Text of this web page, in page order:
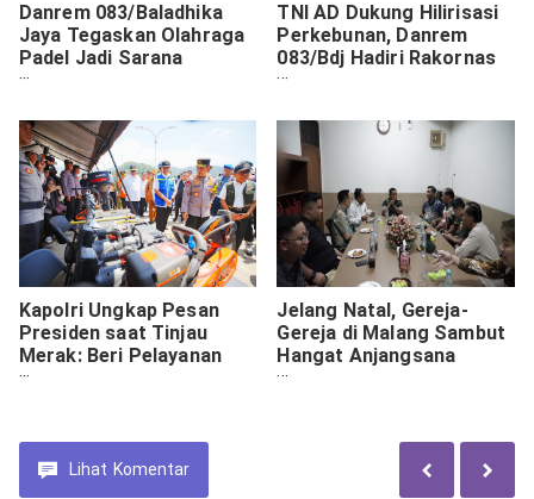
Danrem 083/Baladhika
Jaya Tegaskan Olahraga
Padel Jadi Sarana
Kemanunggalan TNI dan
TNI AD Dukung Hilirisasi
Perkebunan, Danrem
083/Bdj Hadiri Rakornas
Nasional
Kapolri Ungkap Pesan
Presiden saat Tinjau
Merak: Beri Pelayanan
Terbaik Waspadai
Jelang Natal, Gereja-
Gereja di Malang Sambut
Hangat Anjangsana
Danrem 083/Bdj
Lihat Komentar